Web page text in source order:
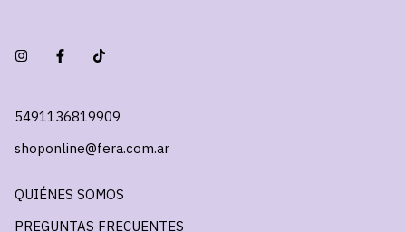
5491136819909
shoponline@fera.com.ar
QUIÉNES SOMOS
PREGUNTAS FRECUENTES